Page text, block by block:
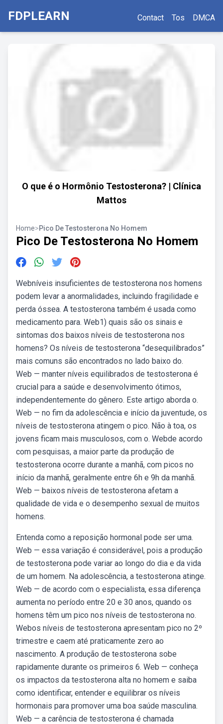
FDPLEARN Contact Tos DMCA
O que é o Hormônio Testosterona? | Clínica
Mattos
Home>Pico De Testosterona No Homem
Pico De Testosterona No Homem
Webníveis insuficientes de testosterona nos homens
podem levar a anormalidades, incluindo fragilidade e
perda óssea. A testosterona também é usada como
medicamento para. Web1) quais são os sinais e
sintomas dos baixos níveis de testosterona nos
homens? Os níveis de testosterona “desequilibrados”
mais comuns são encontrados no lado baixo do.
Web — manter níveis equilibrados de testosterona é
crucial para a saúde e desenvolvimento ótimos,
independentemente do gênero. Este artigo aborda o.
Web — no fim da adolescência e início da juventude, os
níveis de testosterona atingem o pico. Não à toa, os
jovens ficam mais musculosos, com o. Webde acordo
com pesquisas, a maior parte da produção de
testosterona ocorre durante a manhã, com picos no
início da manhã, geralmente entre 6h e 9h da manhã.
Web — baixos níveis de testosterona afetam a
qualidade de vida e o desempenho sexual de muitos
homens.
Entenda como a reposição hormonal pode ser uma.
Web — essa variação é considerável, pois a produção
de testosterona pode variar ao longo do dia e da vida
de um homem. Na adolescência, a testosterona atinge.
Web — de acordo com o especialista, essa diferença
aumenta no período entre 20 e 30 anos, quando os
homens têm um pico nos níveis de testosterona no.
Webos níveis de testosterona apresentam pico no 2º
trimestre e caem até praticamente zero ao
nascimento. A produção de testosterona sobe
rapidamente durante os primeiros 6. Web — conheça
os impactos da testosterona alta no homem e saiba
como identificar, entender e equilibrar os níveis
hormonais para promover uma boa saúde masculina.
Web — a carência de testosterona é chamada